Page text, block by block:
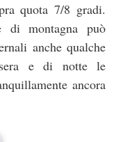
quota 7/8 gradi.
di montagna può
anche qualche
e di notte le
ancora